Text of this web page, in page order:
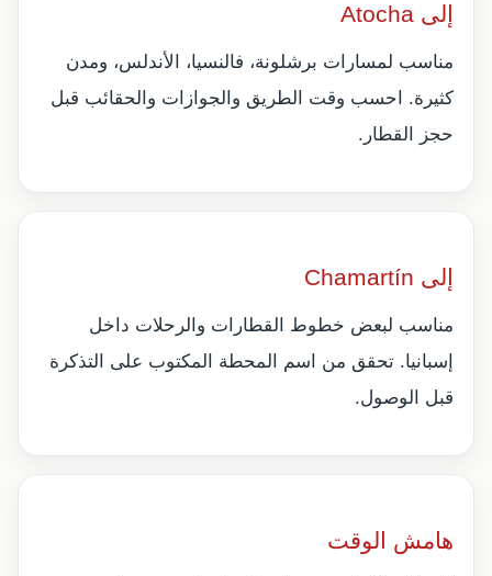
إلى Atocha
مناسب لمسارات برشلونة، فالنسيا، الأندلس، ومدن
كثيرة. احسب وقت الطريق والجوازات والحقائب قبل
حجز القطار.
إلى Chamartín
مناسب لبعض خطوط القطارات والرحلات داخل
إسبانيا. تحقق من اسم المحطة المكتوب على التذكرة
قبل الوصول.
هامش الوقت